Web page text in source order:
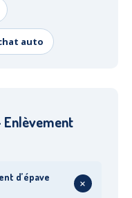
auto
d’épave
+